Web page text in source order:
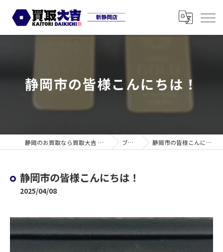
静岡市の皆様こんにちは！
静岡のお買取なら買取大吉 新静岡店 ブログ 静岡市の皆様こんにちは！
静岡市の皆様こんにちは！
2025/04/08